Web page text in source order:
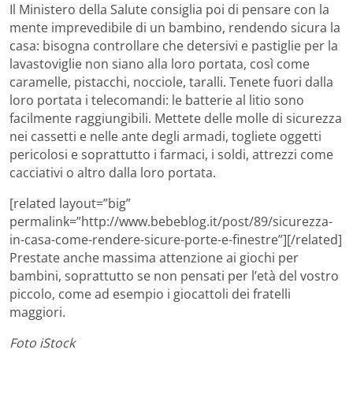
Il Ministero della Salute consiglia poi di pensare con la
mente imprevedibile di un bambino, rendendo sicura la
casa: bisogna controllare che detersivi e pastiglie per la
lavastoviglie non siano alla loro portata, così come
caramelle, pistacchi, nocciole, taralli. Tenete fuori dalla
loro portata i telecomandi: le batterie al litio sono
facilmente raggiungibili. Mettete delle molle di sicurezza
nei cassetti e nelle ante degli armadi, togliete oggetti
pericolosi e soprattutto i farmaci, i soldi, attrezzi come
cacciativi o altro dalla loro portata.
[related layout=”big”
permalink=”http://www.bebeblog.it/post/89/sicurezza-
in-casa-come-rendere-sicure-porte-e-finestre”][/related]
Prestate anche massima attenzione ai giochi per
bambini, soprattutto se non pensati per l’età del vostro
piccolo, come ad esempio i giocattoli dei fratelli
maggiori.
Foto iStock